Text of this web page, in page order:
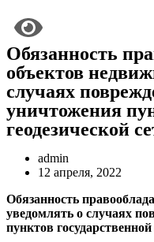
Обязанность
объектов
случаях
уничтожения
геодезической
admin
12 апреля, 2022
Обязанность
уведомлять о случаях
пунктов государственной